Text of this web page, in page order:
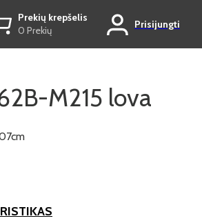
Prekių krepšelis
0 Prekių
Prisijungti
M215 lova